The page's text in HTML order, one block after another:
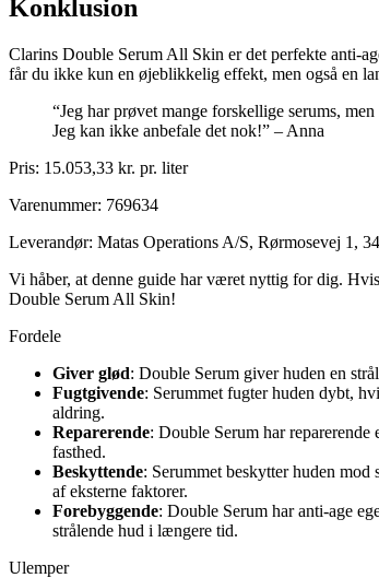
Konklusion
Clarins Double Serum All Skin er det perfekte anti-
får du ikke kun en øjeblikkelig effekt, men også en
“Jeg har prøvet mange forskellige serums,
Jeg kan ikke anbefale det nok!” – Anna
Pris: 15.053,33 kr. pr. liter
Varenummer: 769634
Leverandør: Matas Operations A/S, Rørmosevej 1,
Vi håber, at denne guide har været nyttig for dig.
Double Serum All Skin!
Fordele
Giver glød: Double Serum giver huden en
Fugtgivende: Serummet fugter huden dybt,
aldring.
Reparerende: Double Serum har
fasthed.
Beskyttende: Serummet beskytter huden
af eksterne faktorer.
Forebyggende: Double Serum har anti-age
strålende hud i længere tid.
Ulemper